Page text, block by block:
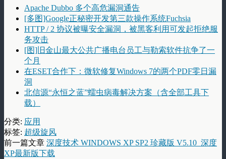
Apache Dubbo 多个高危漏洞通告
[多图]Google正秘密开发第三款操作系统Fuchsia
HTTP / 2 协议被曝安全漏洞，被黑客利用可发起拒绝服
务攻击
[图]旧金山最大公共广播电台员工与勒索软件抗争了一
个月
在ESET合作下：微软修复Windows 7的两个PDF零日漏
洞
北信源“永恒之蓝”蠕虫病毒解决方案（含全部工具下
载）
分类: 应用
标签: 超级旋风
前一篇文章 深度技术 WINDOWS XP SP2 珍藏版 V5.10_深度
XP最新版下载